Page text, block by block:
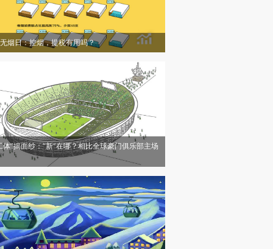
烟日：控烟，提税有用吗？
体”揭面纱：“新”在哪？相比全球豪门俱乐部主场